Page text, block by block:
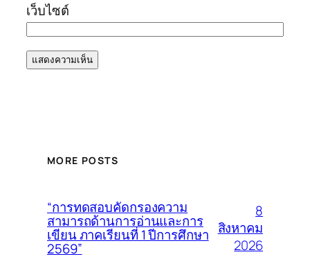
เว็บไซต์
MORE POSTS
“การทดสอบคัดกรองความ
สามารถด้านการอ่านและการ
เขียน ภาคเรียนที่ 1 ปีการศึกษา
2569”
8
สิงหาคม
2026